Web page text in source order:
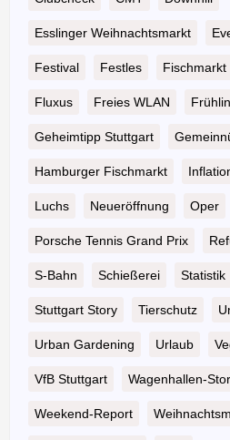
Esslinger Weihnachtsmarkt
Festival Festles Fischmarkt
Fluxus Freies WLAN
Geheimtipp Stuttgart
Hamburger Fischmarkt
Luchs Neueröffnung Oper
Porsche Tennis Grand Prix
S-Bahn Schießerei Statistik
Stuttgart Story Tierschutz
Urban Gardening Urlaub
VfB Stuttgart Wagenhallen-
Weekend-Report